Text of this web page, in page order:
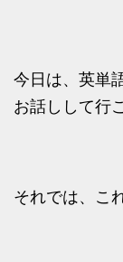
今日は、英単
お話しして行
それでは、こ